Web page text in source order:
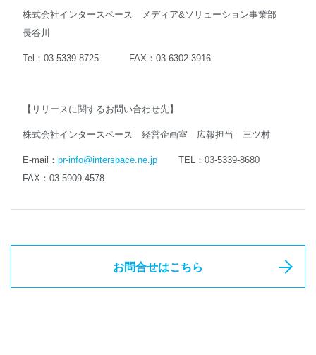
株式会社インタースペース メディア&ソリューション事業部
長谷川
Tel：03-5339-8725 FAX：03-6302-3916
【リリースに関するお問い合わせ先】
株式会社インタースペース 経営企画室 広報担当 三ツ村
E-mail： pr-info@interspace.ne.jpTEL：03-5339-8680
FAX：03-5909-4578
お問合せはこちら